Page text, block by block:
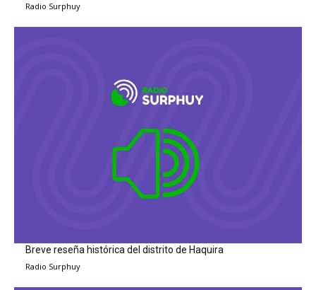
Radio Surphuy
Breve reseña histórica del distrito de Haquira
Radio Surphuy